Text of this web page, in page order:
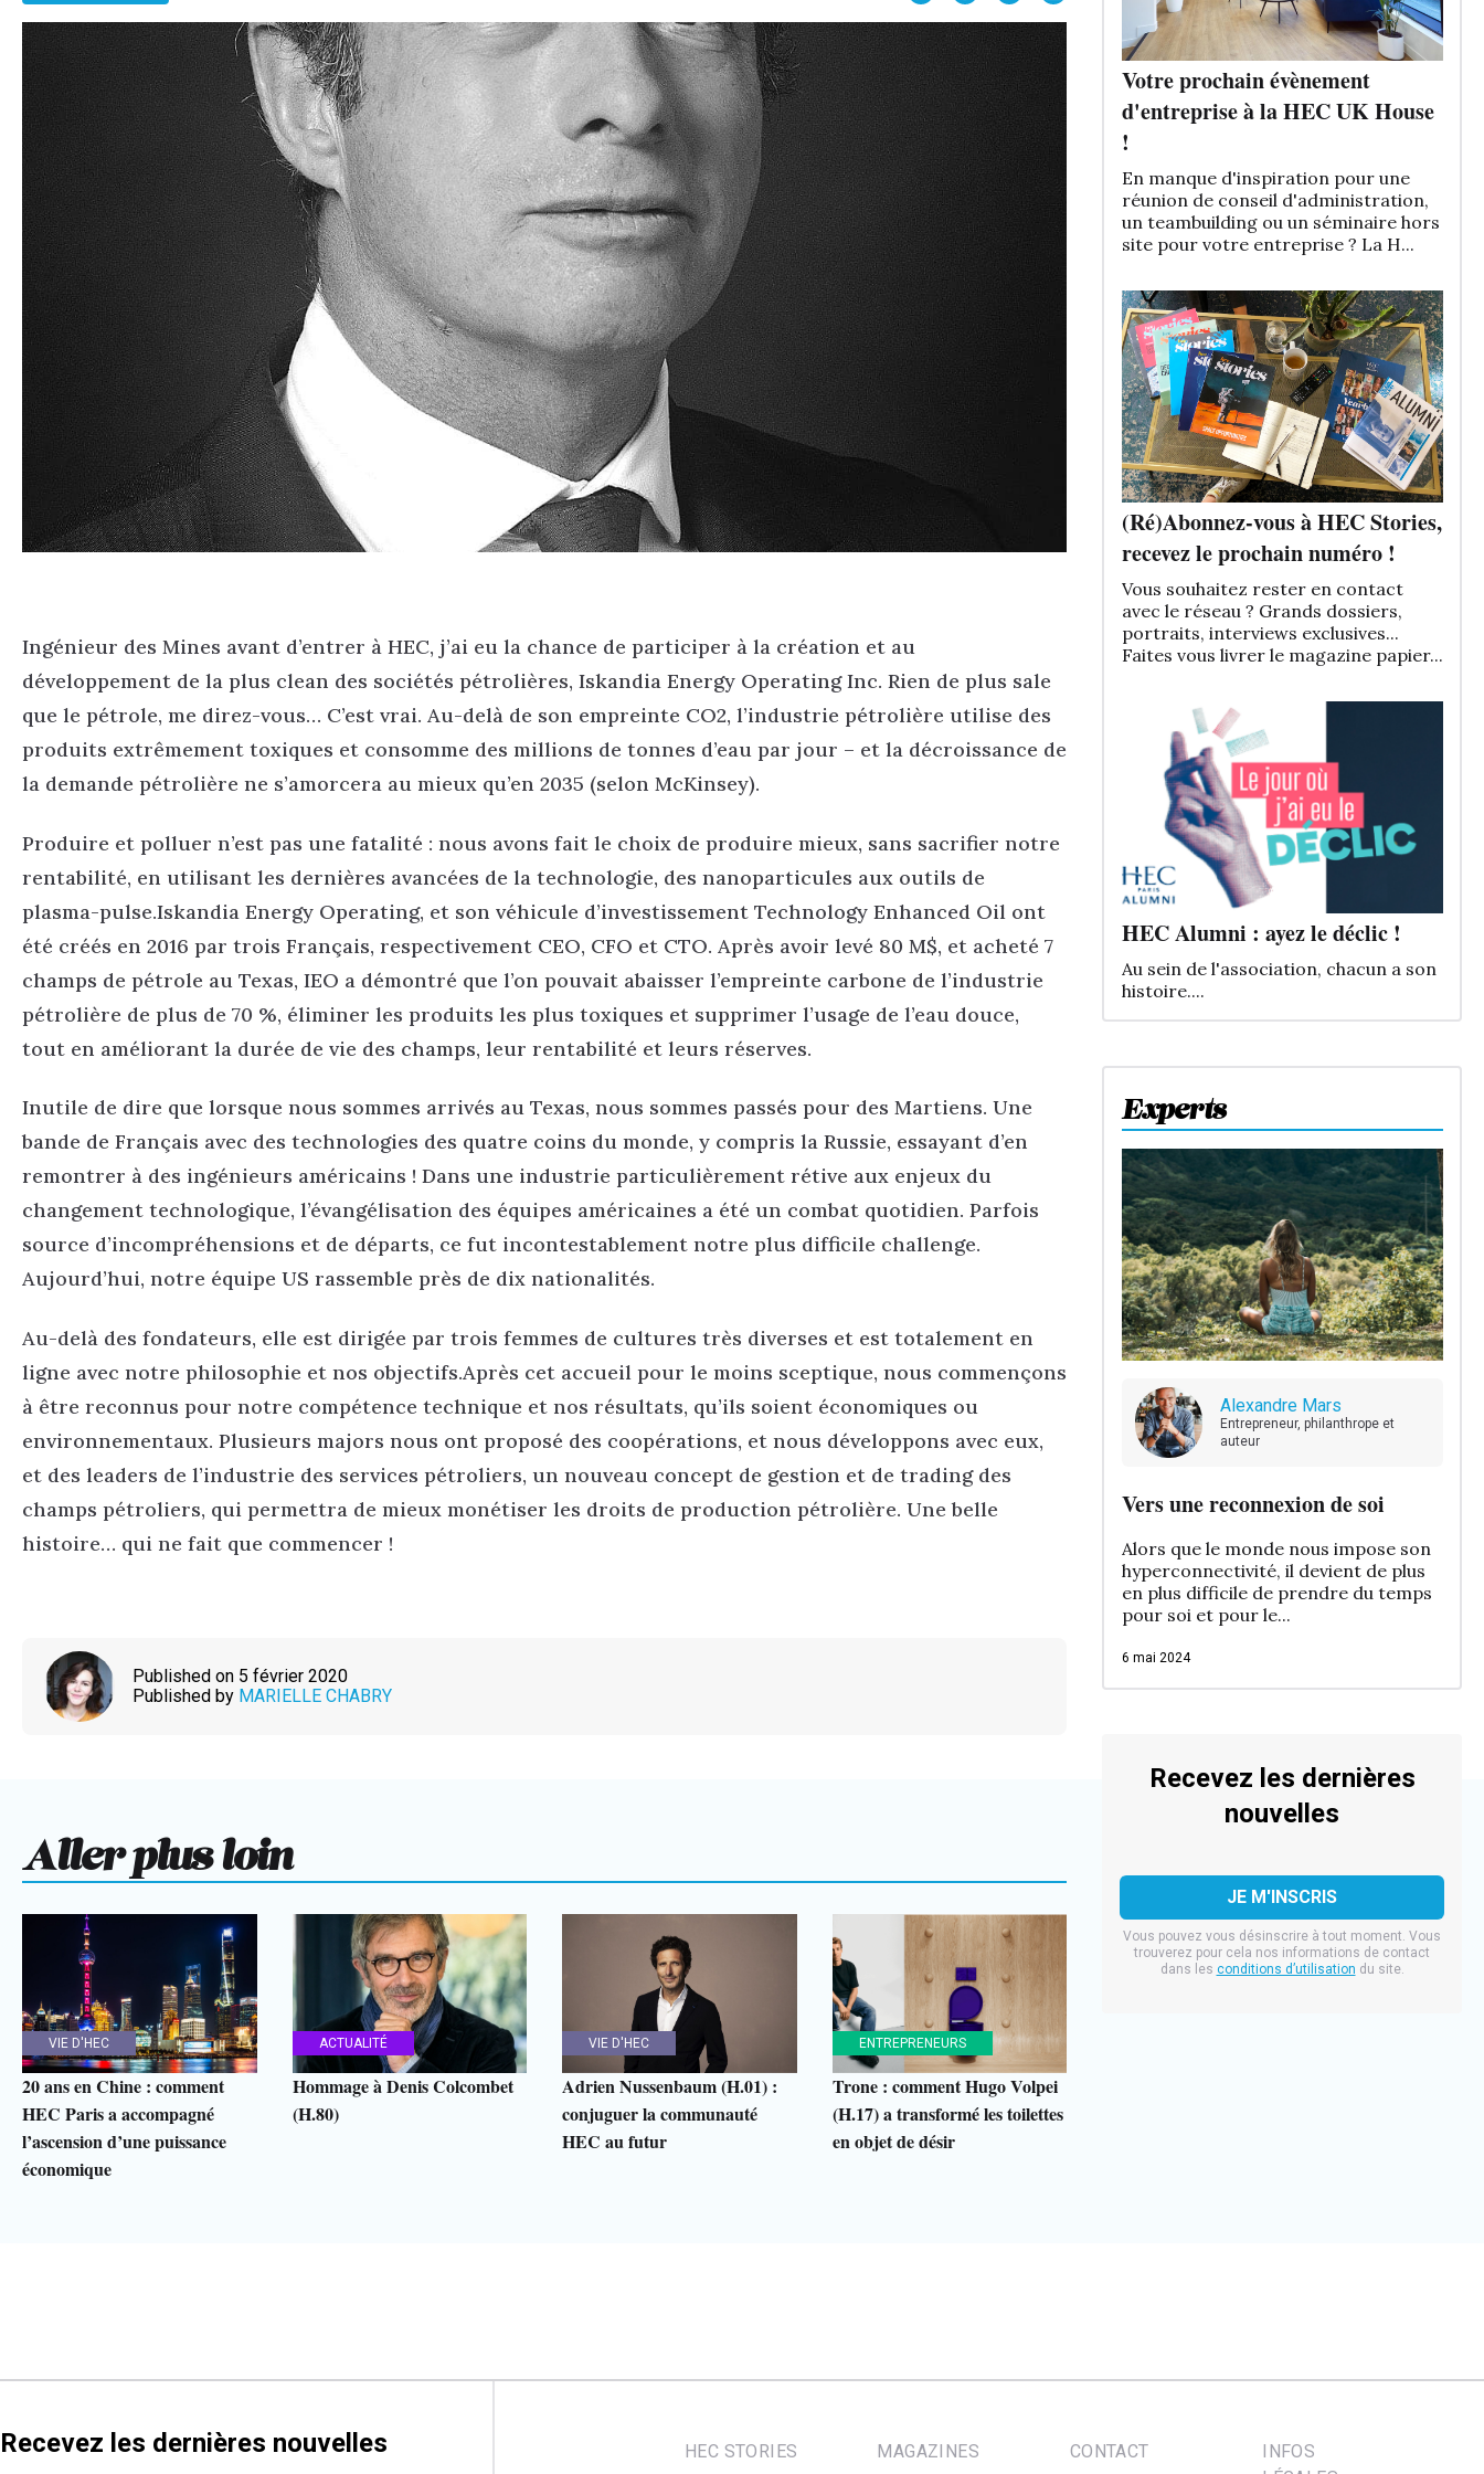
Ingénieur des Mines avant d’entrer à HEC, j’ai eu la chance de participer à la création et au
développement de la plus clean des sociétés pétrolières, Iskandia Energy Operating Inc. Rien de plus sale
que le pétrole, me direz-vous… C’est vrai. Au-delà de son empreinte CO2, l’industrie pétrolière utilise des
produits extrêmement toxiques et consomme des millions de tonnes d’eau par jour – et la décroissance de
la demande pétrolière ne s’amorcera au mieux qu’en 2035 (selon McKinsey).
Produire et polluer n’est pas une fatalité : nous avons fait le choix de produire mieux, sans sacrifier notre
rentabilité, en utilisant les dernières avancées de la technologie, des nanoparticules aux outils de
plasma-pulse.Iskandia Energy Operating, et son véhicule d’investissement Technology Enhanced Oil ont
été créés en 2016 par trois Français, respectivement CEO, CFO et CTO. Après avoir levé 80 M$, et acheté 7
champs de pétrole au Texas, IEO a démontré que l’on pouvait abaisser l’empreinte carbone de l’industrie
pétrolière de plus de 70 %, éliminer les produits les plus toxiques et supprimer l’usage de l’eau douce,
tout en améliorant la durée de vie des champs, leur rentabilité et leurs réserves.
Inutile de dire que lorsque nous sommes arrivés au Texas, nous sommes passés pour des Martiens. Une
bande de Français avec des technologies des quatre coins du monde, y compris la Russie, essayant d’en
remontrer à des ingénieurs américains ! Dans une industrie particulièrement rétive aux enjeux du
changement technologique, l’évangélisation des équipes américaines a été un combat quotidien. Parfois
source d’incompréhensions et de départs, ce fut incontestablement notre plus difficile challenge.
Aujourd’hui, notre équipe US rassemble près de dix nationalités.
Au-delà des fondateurs, elle est dirigée par trois femmes de cultures très diverses et est totalement en
ligne avec notre philosophie et nos objectifs.Après cet accueil pour le moins sceptique, nous commençons
à être reconnus pour notre compétence technique et nos résultats, qu’ils soient économiques ou
environnementaux. Plusieurs majors nous ont proposé des coopérations, et nous développons avec eux,
et des leaders de l’industrie des services pétroliers, un nouveau concept de gestion et de trading des
champs pétroliers, qui permettra de mieux monétiser les droits de production pétrolière. Une belle
histoire… qui ne fait que commencer !
Published on 5 février 2020
Published by MARIELLE CHABRY
Aller plus loin
VIE D'HEC
20 ans en Chine : comment
HEC Paris a accompagné
l’ascension d’une puissance
économique
ACTUALITÉ
Hommage à Denis Colcombet
(H.80)
VIE D'HEC
Adrien Nussenbaum (H.01) :
conjuguer la communauté
HEC au futur
ENTREPRENEURS
Trone : comment Hugo Volpei
(H.17) a transformé les toilettes
en objet de désir
Experts
Alexandre Mars
Entrepreneur, philanthrope et
auteur
Vers une reconnexion de soi
Alors que le monde nous impose son
hyperconnectivité, il devient de plus
en plus difficile de prendre du temps
pour soi et pour le...
6 mai 2024
Recevez les dernières
nouvelles
Vous pouvez vous désinscrire à tout moment. Vous
trouverez pour cela nos informations de contact
dans les conditions d’utilisation du site.
Votre prochain évènement
d'entreprise à la HEC UK House
!
En manque d'inspiration pour une
réunion de conseil d'administration,
un teambuilding ou un séminaire hors
site pour votre entreprise ? La H...
(Ré)Abonnez-vous à HEC Stories,
recevez le prochain numéro !
Vous souhaitez rester en contact
avec le réseau ? Grands dossiers,
portraits, interviews exclusives...
Faites vous livrer le magazine papier...
HEC Alumni : ayez le déclic !
Au sein de l'association, chacun a son
histoire....
Recevez les dernières nouvelles HEC STORIES MAGAZINES CONTACT
INFOS